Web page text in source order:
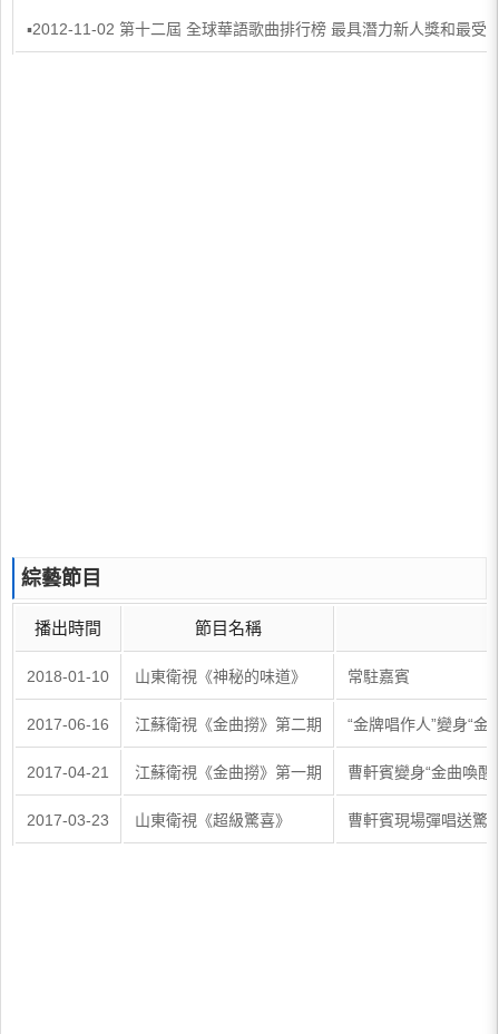
▪2012-11-02 第十二屆 全球華語歌曲排行榜 最具潛力新人獎和最受
綜藝節目
播出時間 節目名稱
2018-01-10 山東衛視《神秘的味道》 常駐嘉賓
2017-06-16 江蘇衛視《金曲撈》第二期 “金牌唱作人”變身“金
2017-04-21 江蘇衛視《金曲撈》第一期 曹軒賓變身“金曲喚醒
2017-03-23 山東衛視《超級驚喜》 曹軒賓現場彈唱送驚